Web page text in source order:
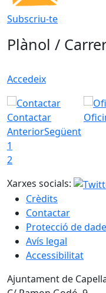
Subscriu-te
Plànol /
Accedeix
Contactar
AnteriorSegüent
1
2
Xarxes socials:
Crèdits
Contactar
Protecció de
Avís legal
Accessibilitat
Ajuntament de